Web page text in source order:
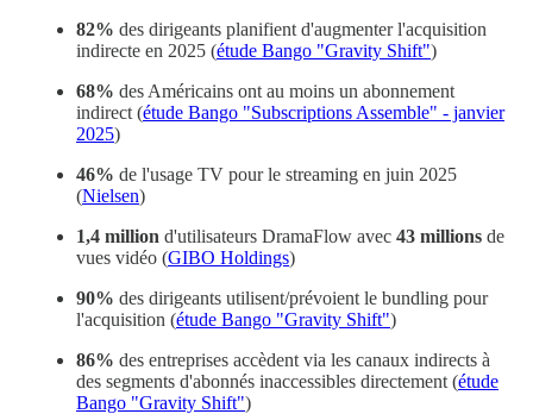
82% des dirigeants planifient d'augmenter l'acquisition
indirecte en 2025 (étude Bango "Gravity Shift")
68% des Américains ont au moins un abonnement
indirect (étude Bango "Subscriptions Assemble" - janvier
2025)
46% de l'usage TV pour le streaming en juin 2025
(Nielsen)
1,4 million d'utilisateurs DramaFlow avec 43 millions de
vues vidéo (GIBO Holdings)
90% des dirigeants utilisent/prévoient le bundling pour
l'acquisition (étude Bango "Gravity Shift")
86% des entreprises accèdent via les canaux indirects à
des segments d'abonnés inaccessibles directement (étude
Bango "Gravity Shift")